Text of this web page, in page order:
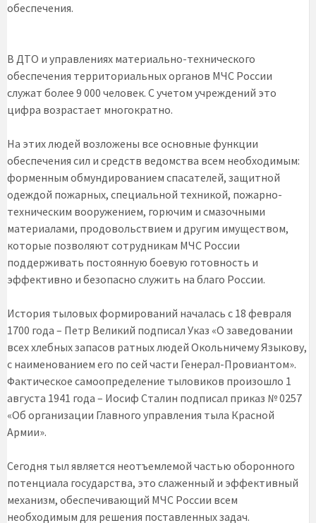
обеспечения.
В ДТО и управлениях материально-технического
обеспечения территориальных органов МЧС России
служат более 9 000 человек. С учетом учреждений это
цифра возрастает многократно.
На этих людей возложены все основные функции
обеспечения сил и средств ведомства всем необходимым:
форменным обмундированием спасателей, защитной
одеждой пожарных, специальной техникой, пожарно-
техническим вооружением, горючим и смазочными
материалами, продовольствием и другим имуществом,
которые позволяют сотрудникам МЧС России
поддерживать постоянную боевую готовность и
эффективно и безопасно служить на благо России.
История тыловых формирований началась с 18 февраля
1700 года – Петр Великий подписал Указ «О заведовании
всех хлебных запасов ратных людей Окольничему Языкову,
с наименованием его по сей части Генерал-Провиантом».
Фактическое самоопределение тыловиков произошло 1
августа 1941 года – Иосиф Сталин подписал приказ № 0257
«Об организации Главного управления тыла Красной
Армии».
Сегодня тыл является неотъемлемой частью оборонного
потенциала государства, это слаженный и эффективный
механизм, обеспечивающий МЧС России всем
необходимым для решения поставленных задач.